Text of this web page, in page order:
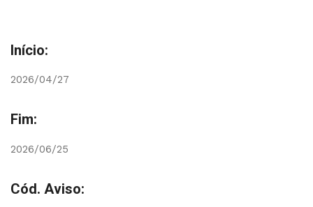
Início:
2026/04/27
Fim:
2026/06/25
Cód. Aviso: